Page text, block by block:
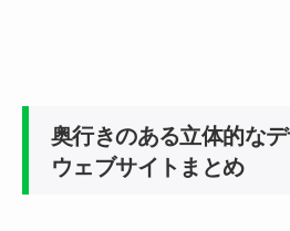
奥行きのある立体的な
ウェブサイトまとめ